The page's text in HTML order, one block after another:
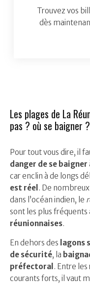
Trouvez vos
dès
Les plages de La
pas ? où se baigner ?
Pour tout vous dire, il
danger de se baigner
car enclin à de longs
est réel . De
dans l’océan indien, le
sont les plus fréquents
réunionnaises.
En dehors des lagons
de sécurité, la
préfectoral . Entre
courants forts, il vaut